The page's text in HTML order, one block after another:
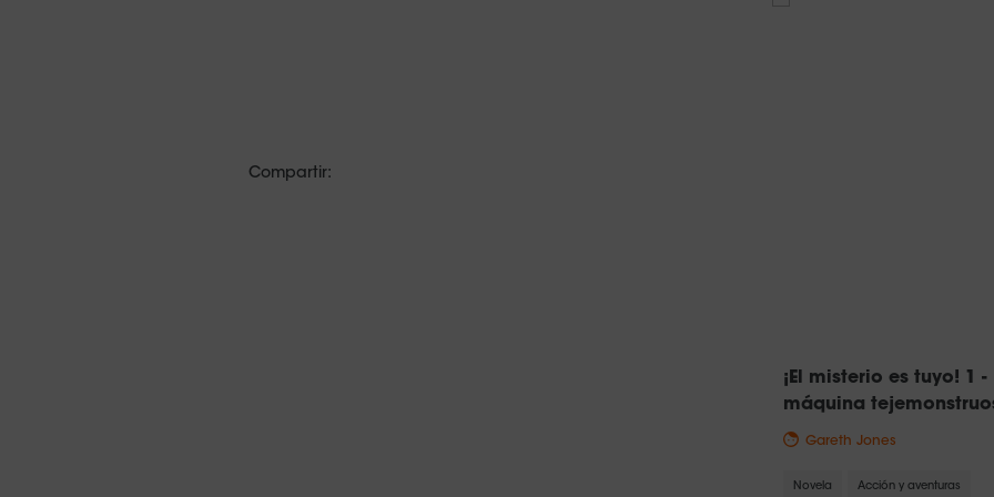
Compartir:
¡El misterio es tuyo! 1 -
máquina
Gareth Jones
Novela Acción y aventuras